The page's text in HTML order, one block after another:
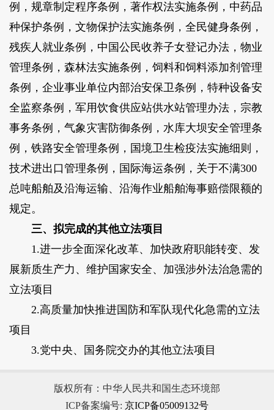
例，规章制定程序条例，著作权法实施条例，中药品
种保护条例，文物保护法实施条例，全民健身条例，
残疾人就业条例，中国公民收养子女登记办法，物业
管理条例，森林法实施条例，饲料和饲料添加剂管理
条例，企业事业单位内部治安保卫条例，特种设备安
全监察条例，军用饮食供应站供水站管理办法，宗教
事务条例，气象灾害防御条例，水库大坝安全管理条
例，铁路安全管理条例，国境卫生检疫法实施细则，
技术进出口管理条例，国际海运条例，关于不满300
总吨船舶及沿海运输、沿海作业船舶海事赔偿限额的
规定。
三、拟完成的其他立法项目
1.进一步全面深化改革、加快政府职能转变、发
展新质生产力、维护国家安全、加强涉外法治急需的
立法项目
2.高质量加快推进国防和军队现代化急需的立法
项目
3.党中央、国务院交办的其他立法项目
版权所有：中华人民共和国生态环境部
ICP备案编号: 京ICP备05009132号